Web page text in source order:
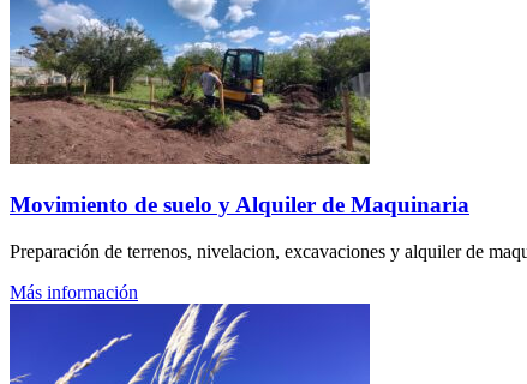
Movimiento de suelo y Alquiler de Maquinaria
Preparación de terrenos, nivelacion, excavaciones y alquiler de
Más información